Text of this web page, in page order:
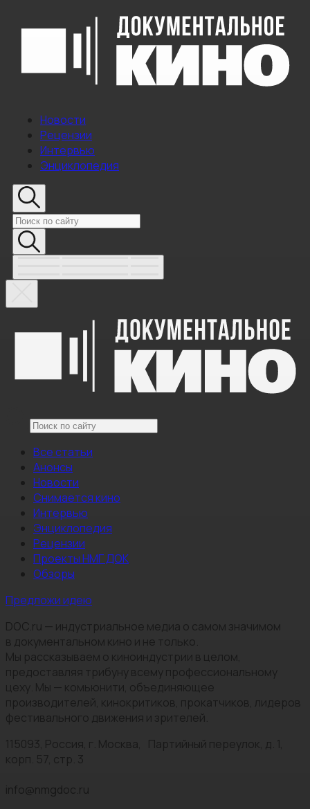
Новости
Рецензии
Интервью
Энциклопедия
Все статьи
Анонсы
Новости
Снимается кино
Интервью
Энциклопедия
Рецензии
Проекты НМГ ДОК
Обзоры
Предложи идею
DOC.ru — индустриальное медиа о самом значимом
в документальном кино и не только.
Мы рассказываем о киноиндустрии в целом,
предоставляя трибуну всему профессиональному
цеху. Мы — комьюнити, объединяющее
производителей, кинокритиков, прокатчиков, лидеров
фестивального движения и зрителей.
115093, Россия, г. Москва, Партийный переулок, д. 1,
корп. 57, стр. 3
info@nmgdoc.ru